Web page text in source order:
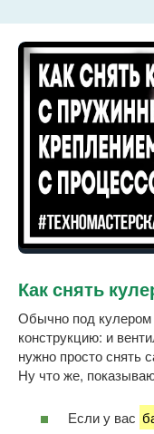
Как снять
Обычно под
конструкцию: и
нужно просто снять
Ну что же,
Если у вас